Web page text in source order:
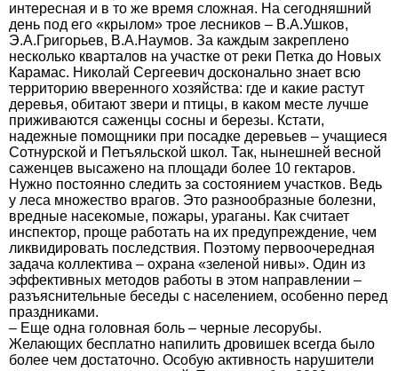
интересная и в то же время сложная. На сегодняшний
день под его «крылом» трое лесников – В.А.Ушков,
Э.А.Григорьев, В.А.Наумов. За каждым закреплено
несколько кварталов на участке от реки Петка до Новых
Карамас. Николай Сергеевич досконально знает всю
территорию вверенного хозяйства: где и какие растут
деревья, обитают звери и птицы, в каком месте лучше
приживаются саженцы сосны и березы. Кстати,
надежные помощники при посадке деревьев – учащиеся
Сотнурской и Петъяльской школ. Так, нынешней весной
саженцев высажено на площади более 10 гектаров.
Нужно постоянно следить за состоянием участков. Ведь
у леса множество врагов. Это разнообразные болезни,
вредные насекомые, пожары, ураганы. Как считает
инспектор, проще работать на их предупреждение, чем
ликвидировать последствия. Поэтому первоочередная
задача коллектива – охрана «зеленой нивы». Один из
эффективных методов работы в этом направлении –
разъяснительные беседы с населением, особенно перед
праздниками.
– Еще одна головная боль – черные лесорубы.
Желающих бесплатно напилить дровишек всегда было
более чем достаточно. Особую активность нарушители